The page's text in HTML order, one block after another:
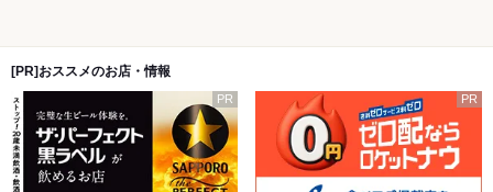
[PR]おススメのお店・情報
PR PR